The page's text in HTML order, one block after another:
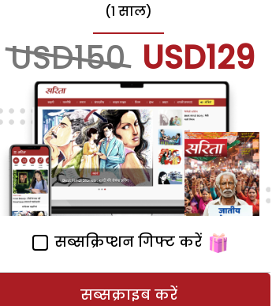
(1 साल)
USD150 USD129
सब्सक्रिप्शन गिफ्ट करें
सब्सक्राइब करें